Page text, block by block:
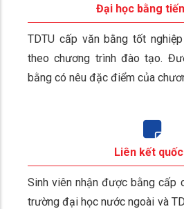
Đại học bằng
TDTU cấp văn bằng tốt
theo chương trình đào tạo.
bằng có nêu đặc điểm của
Liên kết
Sinh viên nhận được bằng cấp
trường đại học nước ngoài và